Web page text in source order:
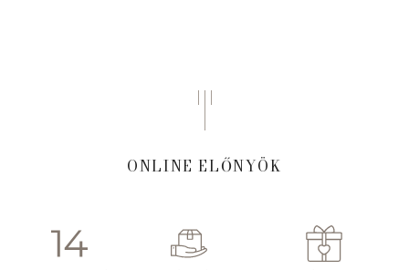
ONLINE ELŐNYÖK